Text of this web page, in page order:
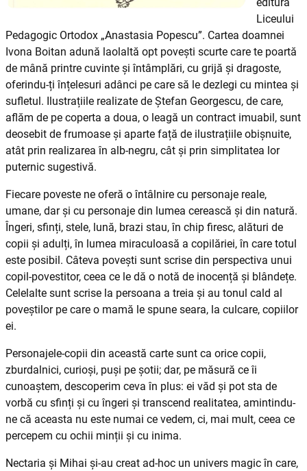
Liceului
Pedagogic Ortodox „Anastasia Popescu”. Cartea doamnei
Ivona Boitan adună laolaltă opt povești scurte care te poartă
de mână printre cuvinte și întâmplări, cu grijă și dragoste,
oferindu-ți înțelesuri adânci pe care să le dezlegi cu mintea și
sufletul. Ilustrațiile realizate de Ștefan Georgescu, de care,
aflăm de pe coperta a doua, o leagă un contract imuabil, sunt
deosebit de frumoase și aparte față de ilustra­țiile obișnuite,
atât prin realizarea în alb-negru, cât și prin simplitatea lor
puternic sugestivă.
Fiecare poveste ne oferă o întâlnire cu personaje reale,
umane, dar și cu personaje din lumea cerească și din natură.
Îngeri, sfinți, stele, lună, brazi stau, în chip firesc, alături de
copii și adulți, în lumea miraculoasă a copilăriei, în care totul
este posibil. Câteva povești sunt scri­se din perspectiva unui
copil-povestitor, ceea ce le dă o notă de inocență și blândețe.
Celelalte sunt scrise la persoana a treia și au tonul cald al
poveștilor pe care o mamă le spune seara, la culcare, copiilor
ei.
Personajele-copii din această carte sunt ca orice copii,
zburdalnici, curioși, puși pe șotii; dar, pe măsură ce îi
cunoaștem, descoperim ceva în plus: ei văd și pot sta de
vorbă cu sfinți și cu îngeri și transcend realitatea, amintindu-
ne că aceasta nu este numai ce vedem, ci, mai mult, ceea ce
percepem cu ochii minții și cu inima.
Nectaria și Mihai și-au creat ad-hoc un univers magic în care,